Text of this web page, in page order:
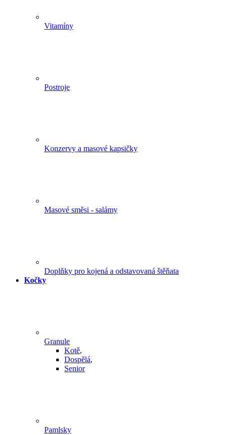
Vitamíny
Postroje
Konzervy a masové kapsičky
Masové směsi - salámy
Doplňky pro kojená a odstavovaná štěňata
Kočky
Granule
Kotě,
Dospělá,
Senior
Pamlsky